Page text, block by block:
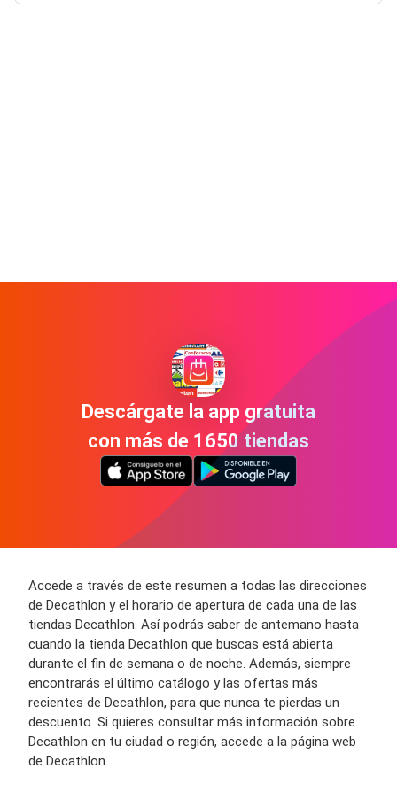
Descárgate la app gratuita
con más de 1650 tiendas
Accede a través de este resumen a todas las direcciones
de Decathlon y el horario de apertura de cada una de las
tiendas Decathlon. Así podrás saber de antemano hasta
cuando la tienda Decathlon que buscas está abierta
durante el fin de semana o de noche. Además, siempre
encontrarás el último catálogo y las ofertas más
recientes de Decathlon, para que nunca te pierdas un
descuento. Si quieres consultar más información sobre
Decathlon en tu ciudad o región, accede a la página web
de Decathlon.